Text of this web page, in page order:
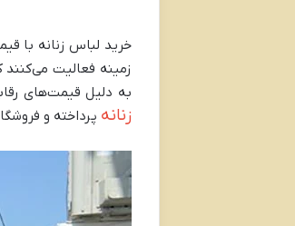
خرید لباس زنانه با
زمینه فعالیت می‌کنند
به دلیل قیمت‌های
زنانه پرداخته و